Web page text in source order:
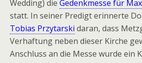
Wedding) die Gedenkmesse für
statt. In seiner Predigt erinnerte
Tobias Przytarski daran, dass
Verhaftung neben dieser Kirche
Anschluss an die Messe wurde ein